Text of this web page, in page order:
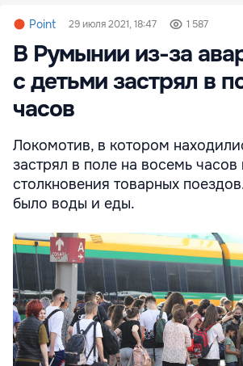
Point 29 июля 2021, 18:47 1 587
В Румынии из-за
с детьми застрял в
часов
Локомотив, в котором
застрял в поле на восемь часов
столкновения товарных
было воды и еды.